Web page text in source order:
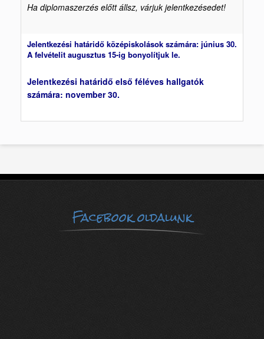
Ha diplomaszerzés előtt állsz, várjuk jelentkezésedet!
Jelentkezési határidő középiskolások számára: június 30.
A felvételit augusztus 15-ig bonyolítjuk le.
Jelentkezési határidő első féléves hallgatók
számára: november 30.
Facebook oldalunk